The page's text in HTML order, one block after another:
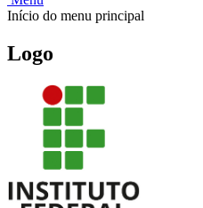
Início do menu principal
Logo